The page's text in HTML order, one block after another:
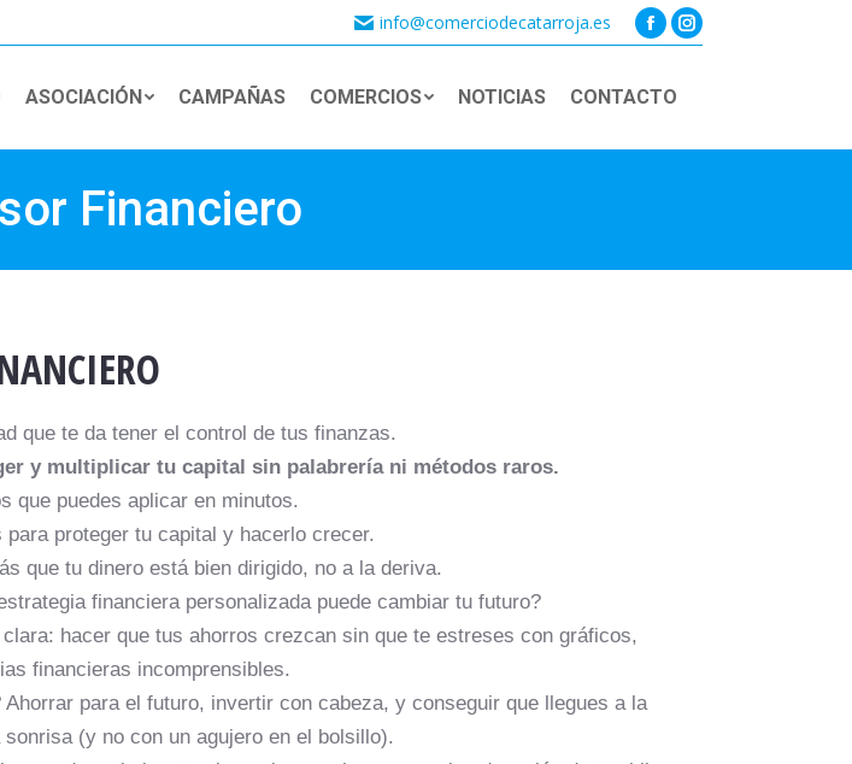
info@comerciodecatarroja.es
Facebook
opens
Instagram
ASOCIACIÓN CAMPAÑAS COMERCIOS NOTICIAS CONTACTO
Financiero
que te da tener el control de tus finanzas.
y multiplicar tu capital sin palabrería ni métodos raros.
que puedes aplicar en minutos.
proteger tu capital y hacerlo crecer.
que tu dinero está bien dirigido, no a la deriva.
financiera personalizada puede cambiar tu futuro?
hacer que tus ahorros crezcan sin que te estreses con gráficos,
financieras incomprensibles.
Ahorrar para el futuro, invertir con cabeza, y conseguir que llegues a la
sonrisa (y no con un agujero en el bolsillo).